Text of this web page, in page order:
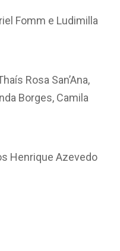
Fomm e Ludimilla
Rosa San’Ana,
Borges, Camila
Henrique Azevedo